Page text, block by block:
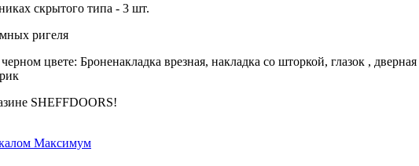
скрытого типа - 3 шт.
ригеля
цвете: Броненакладка врезная, накладка со шторкой, глазок ,
SHEFFDOORS!
Максимум